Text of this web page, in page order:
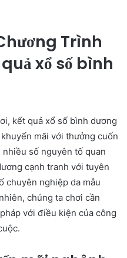
Trình
xổ số bình
kết quả xổ số bình dương
mãi với thưởng cuốn
số nguyên tố quan
cạnh tranh với tuyên
chuyên nghiệp da mẫu
chúng ta chơi cần
với điều kiện của công